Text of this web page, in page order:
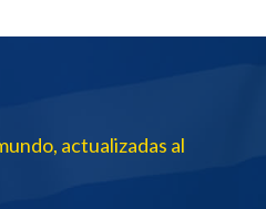
actualizadas al